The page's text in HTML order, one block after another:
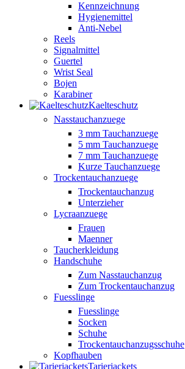
Kennzeichnung
Hygienemittel
Anti-Nebel
Reels
Signalmittel
Guertel
Wrist Seal
Bojen
Karabiner
Kaelteschutz
Nasstauchanzuege
3 mm Tauchanzuege
5 mm Tauchanzuege
7 mm Tauchanzuege
Kurze Tauchanzuege
Trockentauchanzuege
Trockentauchanzug
Unterzieher
Lycraanzuege
Frauen
Maenner
Taucherkleidung
Handschuhe
Zum Nasstauchanzug
Zum Trockentauchanzug
Fuesslinge
Fuesslinge
Socken
Schuhe
Trockentauchanzugsschuhe
Kopfhauben
Tarierjackets